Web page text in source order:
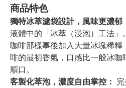
商品特色
獨特冰萃濾袋設計，風味更濃郁
液體中的「冰萃（浸泡）工法
咖啡那樣事後加入大量冰塊稀
啡的最初香氣，口感比一般冰
順口。
客製化萃泡，濃度自由掌控：